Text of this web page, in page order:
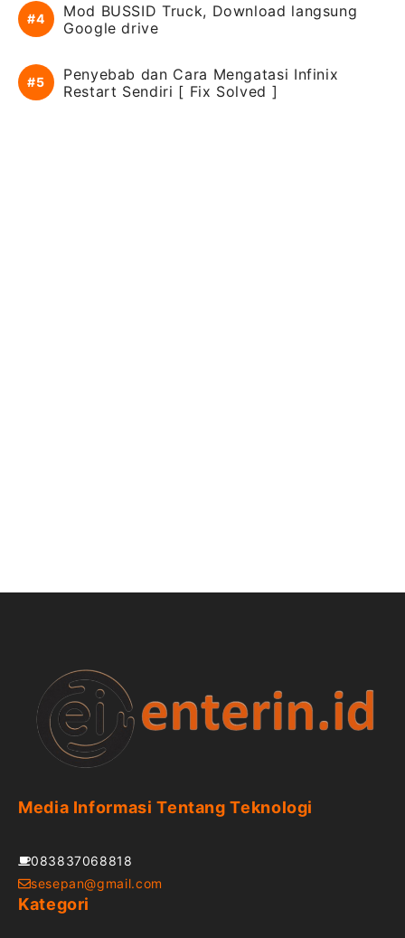
Mod BUSSID Truck, Download langsung
Google drive
Penyebab dan Cara Mengatasi Infinix
Restart Sendiri [ Fix Solved ]
Media Informasi Tentang Teknologi
083837068818
sesepan@gmail.com
Kategori